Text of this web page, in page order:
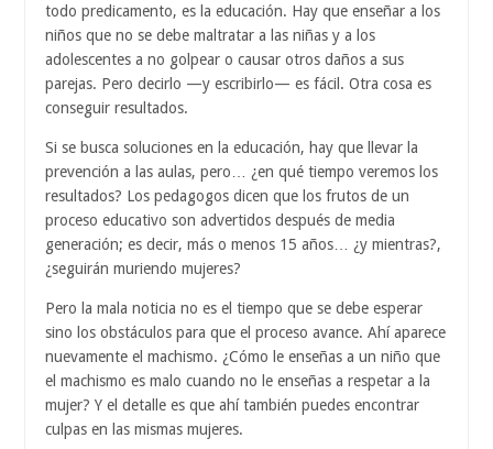
todo predicamento, es la educación. Hay que enseñar a los
niños que no se debe maltratar a las niñas y a los
adolescentes a no golpear o causar otros daños a sus
parejas. Pero decirlo —y escribirlo— es fácil. Otra cosa es
conseguir resultados.
Si se busca soluciones en la educación, hay que llevar la
prevención a las aulas, pero… ¿en qué tiempo veremos los
resultados? Los pedagogos dicen que los frutos de un
proceso educativo son advertidos después de media
generación; es decir, más o menos 15 años… ¿y mientras?,
¿seguirán muriendo mujeres?
Pero la mala noticia no es el tiempo que se debe esperar
sino los obstáculos para que el proceso avance. Ahí aparece
nuevamente el machismo. ¿Cómo le enseñas a un niño que
el machismo es malo cuando no le enseñas a respetar a la
mujer? Y el detalle es que ahí también puedes encontrar
culpas en las mismas mujeres.